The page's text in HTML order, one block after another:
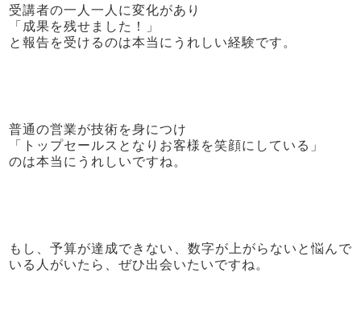
受講者の一人一人に変化があり
「成果を残せました！」
と報告を受けるのは本当にうれしい経験です。
普通の営業が技術を身につけ
「トップセールスとなりお客様を笑顔にしている」
のは本当にうれしいですね。
もし、予算が達成できない、数字が上がらないと悩んで
いる人がいたら、ぜひ出会いたいですね。